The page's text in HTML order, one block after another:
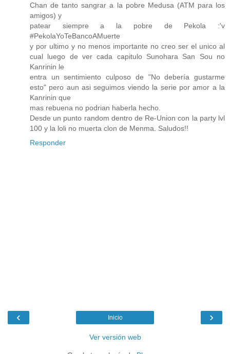
Chan de tanto sangrar a la pobre Medusa (ATM para los
amigos) y
patear siempre a la pobre de Pekola :'v
#PekolaYoTeBancoAMuerte
y por ultimo y no menos importante no creo ser el unico al
cual luego de ver cada capitulo Sunohara San Sou no
Kanrinin le
entra un sentimiento culposo de "No debería gustarme
esto" pero aun asi seguimos viendo la serie por amor a la
Kanrinin que
mas rebuena no podrian haberla hecho.
Desde un punto random dentro de Re-Union con la party lvl
100 y la loli no muerta clon de Menma. Saludos!!
Responder
‹ ›
Inicio
Ver versión web